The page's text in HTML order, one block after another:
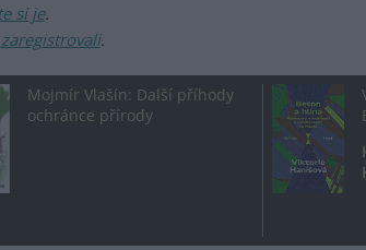
si je.
zaregistrovali.
Mojmír Vlašín: Další příhody
ochránce přírody